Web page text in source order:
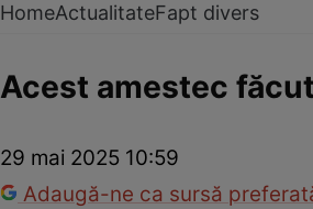
HomeActualitateFapt divers
Acest amestec
29 mai 2025 10:59
Adaugă-ne ca sursă